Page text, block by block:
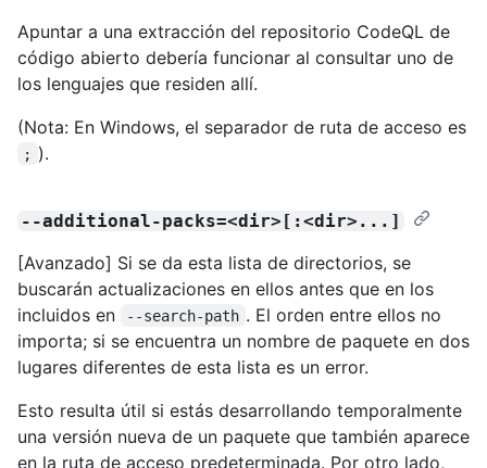
Apuntar a una extracción del repositorio CodeQL de
código abierto debería funcionar al consultar uno de
los lenguajes que residen allí.
(Nota: En Windows, el separador de ruta de acceso es
; ).
--additional-packs=<dir>[:<dir>...]
[Avanzado] Si se da esta lista de directorios, se
buscarán actualizaciones en ellos antes que en los
incluidos en
--search-path . El orden entre ellos no
importa; si se encuentra un nombre de paquete en dos
lugares diferentes de esta lista es un error.
Esto resulta útil si estás desarrollando temporalmente
una versión nueva de un paquete que también aparece
en la ruta de acceso predeterminada. Por otro lado,